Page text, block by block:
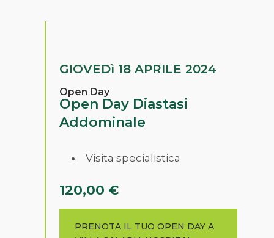
GIOVEDì 18 APRILE 2024
Open Day
Open Day Diastasi
Addominale
Visita specialistica
120,00 €
PRENOTA IL TUO OPEN DAY A